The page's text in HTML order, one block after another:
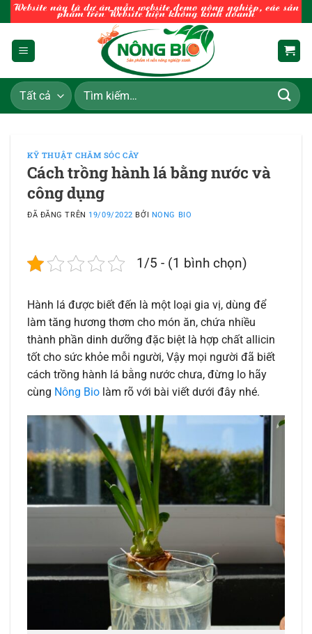
Chuyển
đến
nội
dung
Tìm
kiếm:
KỸ THUẬT CHĂM SÓC CÂY
Cách trồng hành lá bằng nước và
công dụng
ĐÃ ĐĂNG TRÊN 19/09/2022 BỞI NONG BIO
1/5 - (1 bình chọn)
Hành lá được biết đến là một loại gia vị, dùng để
làm tăng hương thơm cho món ăn, chứa nhiều
thành phần dinh dưỡng đặc biệt là hợp chất allicin
tốt cho sức khỏe mỗi người, Vậy mọi người đã biết
cách trồng hành lá bằng nước chưa, đừng lo hãy
cùng Nông Bio làm rõ với bài viết dưới đây nhé.